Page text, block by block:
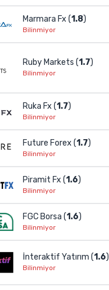
Marmara Fx (1.8)
Bilinmiyor
Ruby Markets (1.7)
Bilinmiyor
Ruka Fx (1.7)
Bilinmiyor
Future Forex (1.7)
Bilinmiyor
Piramit Fx (1.6)
Bilinmiyor
FGC Borsa (1.6)
Bilinmiyor
İnteraktif Yatırım (1.6)
Bilinmiyor